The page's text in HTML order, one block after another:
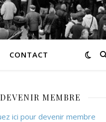
CONTACT
DEVENIR MEMBRE
ici pour devenir membre